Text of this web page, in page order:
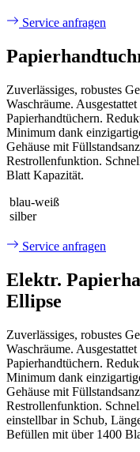
Service anfragen
Zuverlässiges, robustes
Waschräume.
Papierhandtüchern.
Minimum dank
Gehäuse mit
Restrollenfunktion.
Blatt Kapazität.
blau-weiß
silber
Service anfragen
Elektr.
Ellipse
Zuverlässiges, robustes
Waschräume.
Papierhandtüchern.
Minimum dank
Gehäuse mit
Restrollenfunktion.
einstellbar in Schub,
Befüllen mit über 1400